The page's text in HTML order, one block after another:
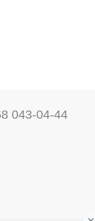
043-04-44